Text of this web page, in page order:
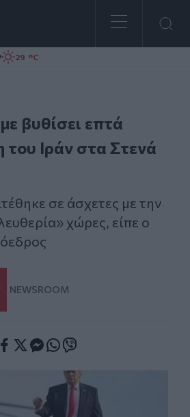
29 °C
βυθίσει επτά
του Ιράν στα Στενά
σε άσχετες με την
χώρες, είπε ο
NEWSROOM